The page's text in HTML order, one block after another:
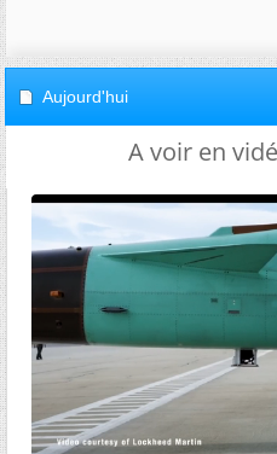
Aujourd'hui
A voir en